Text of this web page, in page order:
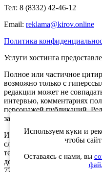
Тел: 8 (8332) 42-46-12
Email: reklama@kirov.online
Политика
Услуги хостинга
Полное или частичное
возможно только с
редакции может не
интервью, комментариях
персонажей публикаций.
за текст комментариев
Интернет-портал
службе по надзору в сфере
технологий и массовых
декабря 2019 года.
77189.
Используем куки и
чтобы
Оставаясь с нами, вы